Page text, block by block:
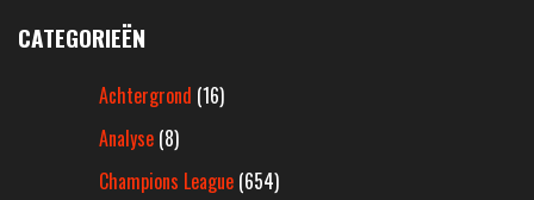
CATEGORIEËN
Achtergrond (16)
Analyse (8)
Champions League (654)